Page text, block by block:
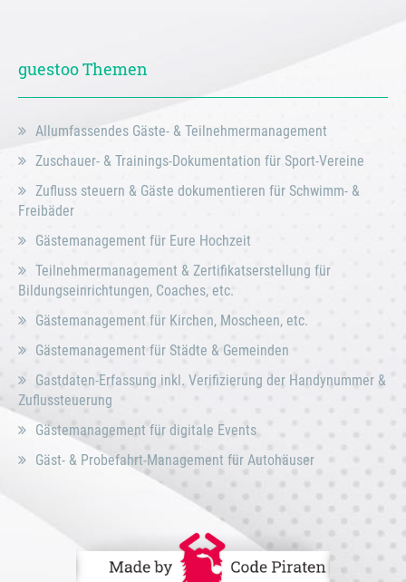
guestoo Themen
Allumfassendes Gäste- & Teilnehmermanagement
Zuschauer- & Trainings-Dokumentation für Sport-Vereine
Zufluss steuern & Gäste dokumentieren für Schwimm- &
Freibäder
Gästemanagement für Eure Hochzeit
Teilnehmermanagement & Zertifikatserstellung für
Bildungseinrichtungen, Coaches, etc.
Gästemanagement für Kirchen, Moscheen, etc.
Gästemanagement für Städte & Gemeinden
Gastdaten-Erfassung inkl. Verifizierung der Handynummer &
Zuflussteuerung
Gästemanagement für digitale Events
Gäst- & Probefahrt-Management für Autohäuser